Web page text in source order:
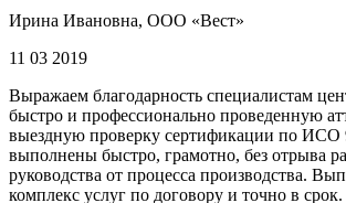
Ирина Ивановна, ООО «Вест»
11 03 2019
Выражаем благодарность специалистам
быстро и профессионально проведенную
выездную проверку сертификации по ИСО
выполнены быстро, грамотно, без отрыва
руководства от процесса производства.
комплекс услуг по договору и точно в